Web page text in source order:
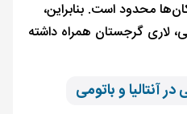
محدود است. بنابراین،
لاری گرجستان همراه داشته
آنتالیا و باتومی